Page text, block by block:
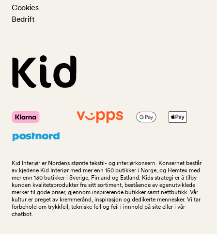
Cookies
Bedrift
Kid Interiør er Nordens største tekstil- og interiørkonsern. Konsernet består
av kjedene Kid Interiør med mer enn 150 butikker i Norge, og Hemtex med
mer enn 130 butikker i Sverige, Finland og Estland. Kids strategi er å tilby
kunden kvalitetsprodukter fra sitt sortiment, bestående av egenutviklede
merker til gode priser, gjennom inspirerende butikker samt nettbutikk. Vår
kultur er preget av kremmerånd, inspirasjon og dedikerte mennesker. Vi tar
forbehold om trykkfeil, tekniske feil og feil i innhold på site eller i vår
chatbot.